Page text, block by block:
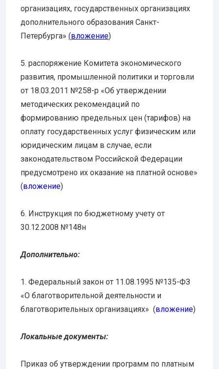
организациях, государственных организациях
дополнительного образования Санкт-
Петербурга» (вложение)
5. распоряжение Комитета экономического
развития, промышленной политики и торговли
от 18.03.2011 №258-р «Об утверждении
методических рекомендаций по
формированию предельных цен (тарифов) на
оплату государственных услуг физическим или
юридическим лицам в случае, если
законодательством Российской Федерации
предусмотрено их оказание на платной основе»
(вложение)
6. Инструкция по бюджетному учету от
30.12.2008 №148н
Дополнительно:
1. Федеральный закон от 11.08.1995 №135-ФЗ
«О благотворительной деятельности и
благотворительных организациях» (вложение)
Локальные документы:
Приказ об утверждении программ по платным